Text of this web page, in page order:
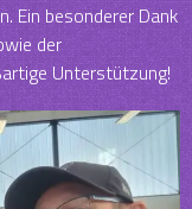
Ein besonderer Dank
der
Unterstützung!